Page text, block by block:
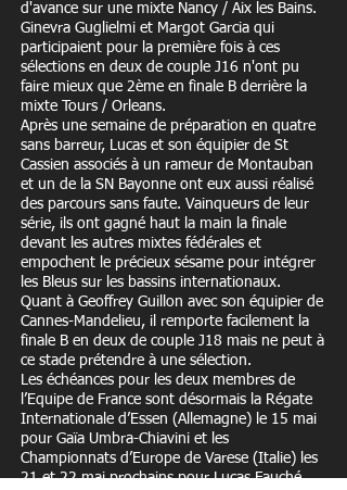
d'avance sur une mixte Nancy / Aix les Bains.
Ginevra Guglielmi et Margot Garcia qui
participaient pour la première fois à ces
sélections en deux de couple J16 n'ont pu
faire mieux que 2ème en finale B derrière la
mixte Tours / Orleans.
Après une semaine de préparation en quatre
sans barreur, Lucas et son équipier de St
Cassien associés à un rameur de Montauban
et un de la SN Bayonne ont eux aussi réalisé
des parcours sans faute. Vainqueurs de leur
série, ils ont gagné haut la main la finale
devant les autres mixtes fédérales et
empochent le précieux sésame pour intégrer
les Bleus sur les bassins internationaux.
Quant à Geoffrey Guillon avec son équipier de
Cannes-Mandelieu, il remporte facilement la
finale B en deux de couple J18 mais ne peut à
ce stade prétendre à une sélection.
Les échéances pour les deux membres de
l’Equipe de France sont désormais la Régate
Internationale d’Essen (Allemagne) le 15 mai
pour Gaïa Umbra-Chiavini et les
Championnats d’Europe de Varese (Italie) les
21 et 22 mai prochains pour Lucas Fauché.